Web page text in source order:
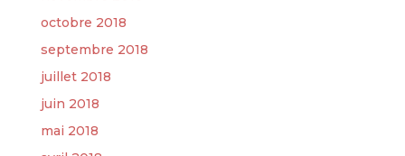
octobre 2018
septembre 2018
juillet 2018
juin 2018
mai 2018